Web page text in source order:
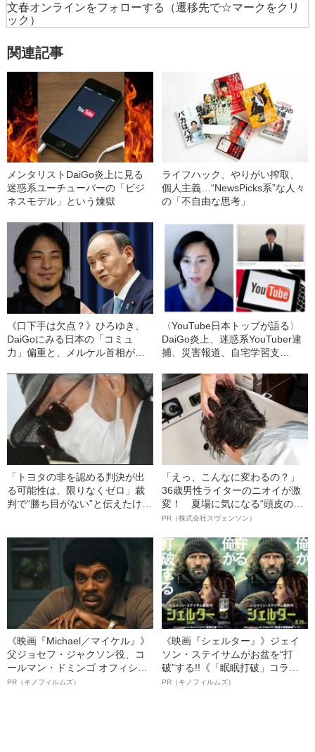
文春オンラインをフォローする
（遷移先で☆マークをクリ
ック）
関連記事
メンタリストDaiGo炎上に見る
迷惑系ユーチューバーの「ビジ
ネスモデル」という煉獄
ライフハック、やりがい搾取、
個人主義…“NewsPicks系”な人々
の「不自由な思考」
《口下手は欠点？》ひろゆき、
DaiGoにみる日本の「コミュ
力」偏重と、メルケル首相が共
〈YouTube日本トップが語る〉
DaiGo炎上、迷惑系YouTuber逮
捕、災害報道、自宅学習支
フォームの光と影
「トヨタの非を認める判決が出
る可能性は、限りなくゼロ」裁
判で“勝ち目がない”と伝えたけれ
の葛藤」
「えっ、こんなに変わるの？」
36歳男性ライターのニオイが激
変！ 夏場に気になる“頭皮のニ
オイ”や“ベタつき”を解消す
ト”が生み出した徹底ケアとは
PR（株式会社スヴェンソン）
《映画『Michael／マイケル』》
父ジョセフ・ジャクソン役、コ
ールマン・ドミンゴ オフィシャ
ルインタビュー“観客を魅了した
PR（キノフィルムズ）
《映画『シェルター』》ジェイ
ソン・ステイサムがお盆を“打
破”する!!《「眠眠打破」コラ
ボ》
PR（キノフィルムズ）